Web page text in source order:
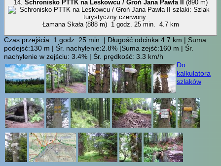
14. Schronisko PTTK na Leskowcu / Groń Jana Pawła II (890 m)
Łamana Skała (888 m) 1 godz. 25 min. 4.7 km
Czas przejścia: 1 godz. 25 min. | Długość odcinka:4.7 km | Suma
podejść:130 m | Śr. nachylenie:2.8% |Suma zejść:160 m | Śr.
nachylenie w zejściu: 3.4% | Śr. prędkość: 3.3 km/h
Do
kalkulatora
szlaków